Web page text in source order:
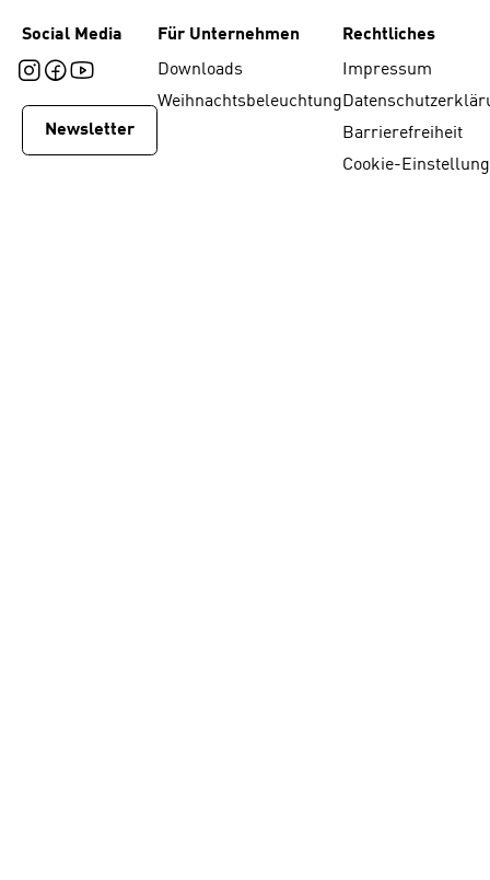
Social Media
Newsletter
Für Unternehmen
Downloads
Weihnachtsbeleuchtung
Rechtliches
Impressum
Barrierefreiheit
Cookie-